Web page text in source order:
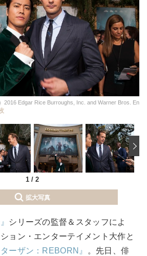
2016 Edgar Rice Burroughs, Inc. and Warner Bros. En
1 / 2
拡大写真
シリーズの監督＆スタッフによ
ョン・エンターテイメント大作と
ターザン：REBORN』
。先日、俳